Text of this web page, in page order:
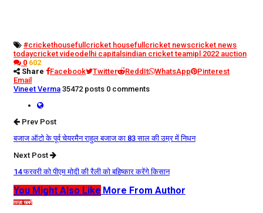
#crickethousefull cricket housefull cricket newscricket news
todaycricket videodelhi capitalsindian cricket teamipl 2022 auction
0 602
Share
Facebook Twitter ReddIt WhatsApp
Pinterest
Email
Vineet Verma 35472 posts 0 comments
Prev Post
बजाज ऑटो के पूर्व चेयरमैन राहुल बजाज का 83 साल की उम्र में निधन
Next Post
14 फरवरी को पीएम मोदी की रैली को बहिष्कार करेंगे किसान
You Might Also Like More From Author
ताज़ा खबरें